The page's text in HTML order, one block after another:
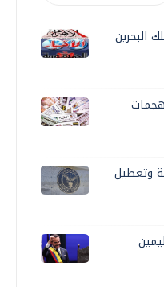
البحرين
مسار 51 سفينة وتعطيل